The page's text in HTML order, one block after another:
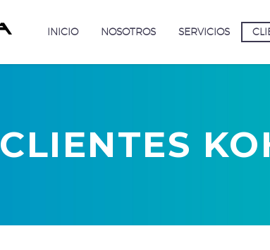
INICIO NOSOTROS SERVICIOS
CLIENTES